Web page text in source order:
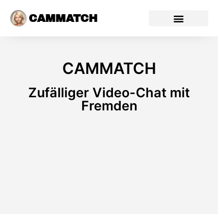
CAMMATCH
CAMMATCH
Zufälliger Video-Chat mit
Fremden